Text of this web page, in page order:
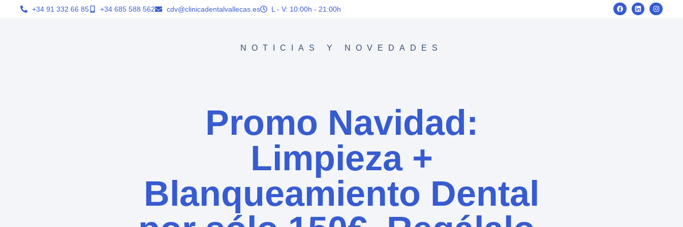
+34 91 332 66 85 +34 685 588 562 cdv@clinicadentalvallecas.es L - V: 10:00h - 21:00h
NOTICIAS Y NOVEDADES
Promo Navidad:
Limpieza +
Blanqueamiento Dental